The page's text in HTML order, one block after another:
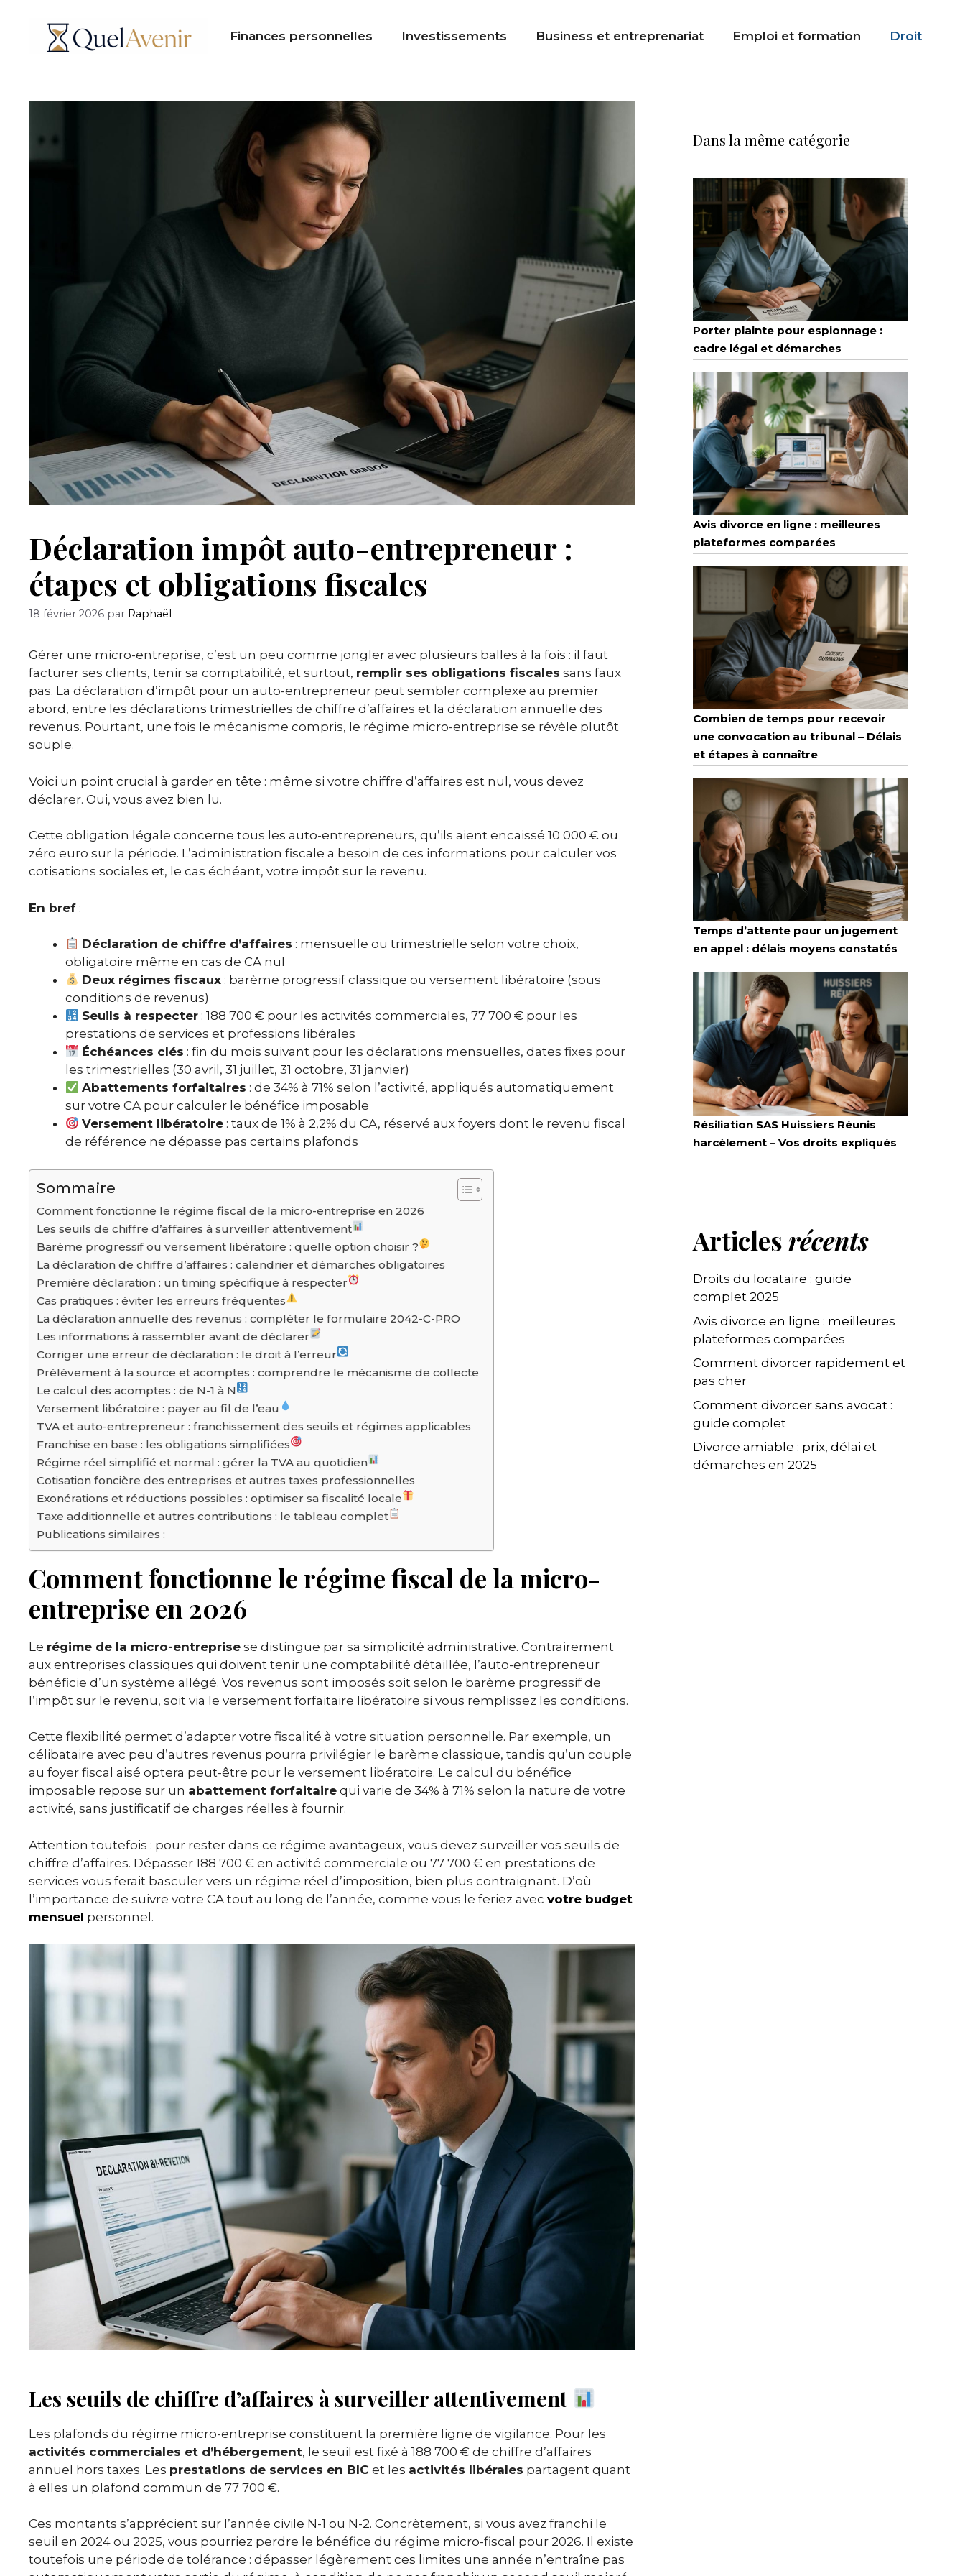
contenu
Finances personnelles Investissements Business et entreprenariat Emploi et formation Droit
Déclaration impôt auto-entrepreneur :
étapes et obligations fiscales
18 février 2026 par Raphaël
Gérer une micro-entreprise, c’est un peu comme jongler avec plusieurs balles à la fois : il faut
facturer ses clients, tenir sa comptabilité, et surtout, remplir ses obligations fiscales sans faux
pas. La déclaration d’impôt pour un auto-entrepreneur peut sembler complexe au premier
abord, entre les déclarations trimestrielles de chiffre d’affaires et la déclaration annuelle des
revenus. Pourtant, une fois le mécanisme compris, le régime micro-entreprise se révèle plutôt
souple.
Voici un point crucial à garder en tête : même si votre chiffre d’affaires est nul, vous devez
déclarer. Oui, vous avez bien lu.
Cette obligation légale concerne tous les auto-entrepreneurs, qu’ils aient encaissé 10 000 € ou
zéro euro sur la période. L’administration fiscale a besoin de ces informations pour calculer vos
cotisations sociales et, le cas échéant, votre impôt sur le revenu.
En bref :
Déclaration de chiffre d’affaires : mensuelle ou trimestrielle selon votre choix,
obligatoire même en cas de CA nul
Deux régimes fiscaux : barème progressif classique ou versement libératoire (sous
conditions de revenus)
Seuils à respecter : 188 700 € pour les activités commerciales, 77 700 € pour les
prestations de services et professions libérales
Échéances clés : fin du mois suivant pour les déclarations mensuelles, dates fixes pour
les trimestrielles (30 avril, 31 juillet, 31 octobre, 31 janvier)
Abattements forfaitaires : de 34% à 71% selon l’activité, appliqués automatiquement
sur votre CA pour calculer le bénéfice imposable
Versement libératoire : taux de 1% à 2,2% du CA, réservé aux foyers dont le revenu fiscal
de référence ne dépasse pas certains plafonds
Sommaire
Comment fonctionne le régime fiscal de la micro-entreprise en 2026
Les seuils de chiffre d’affaires à surveiller attentivement
Barème progressif ou versement libératoire : quelle option choisir ?
La déclaration de chiffre d’affaires : calendrier et démarches obligatoires
Première déclaration : un timing spécifique à respecter
Cas pratiques : éviter les erreurs fréquentes
La déclaration annuelle des revenus : compléter le formulaire 2042-C-PRO
Les informations à rassembler avant de déclarer
Corriger une erreur de déclaration : le droit à l’erreur
Prélèvement à la source et acomptes : comprendre le mécanisme de collecte
Le calcul des acomptes : de N-1 à N
Versement libératoire : payer au fil de l’eau
TVA et auto-entrepreneur : franchissement des seuils et régimes applicables
Franchise en base : les obligations simplifiées
Régime réel simplifié et normal : gérer la TVA au quotidien
Cotisation foncière des entreprises et autres taxes professionnelles
Exonérations et réductions possibles : optimiser sa fiscalité locale
Taxe additionnelle et autres contributions : le tableau complet
Publications similaires :
Comment fonctionne le régime fiscal de la micro-
entreprise en 2026
Le régime de la micro-entreprise se distingue par sa simplicité administrative. Contrairement
aux entreprises classiques qui doivent tenir une comptabilité détaillée, l’auto-entrepreneur
bénéficie d’un système allégé. Vos revenus sont imposés soit selon le barème progressif de
l’impôt sur le revenu, soit via le versement forfaitaire libératoire si vous remplissez les conditions.
Cette flexibilité permet d’adapter votre fiscalité à votre situation personnelle. Par exemple, un
célibataire avec peu d’autres revenus pourra privilégier le barème classique, tandis qu’un couple
au foyer fiscal aisé optera peut-être pour le versement libératoire. Le calcul du bénéfice
imposable repose sur un abattement forfaitaire qui varie de 34% à 71% selon la nature de votre
activité, sans justificatif de charges réelles à fournir.
Attention toutefois : pour rester dans ce régime avantageux, vous devez surveiller vos seuils de
chiffre d’affaires. Dépasser 188 700 € en activité commerciale ou 77 700 € en prestations de
services vous ferait basculer vers un régime réel d’imposition, bien plus contraignant. D’où
l’importance de suivre votre CA tout au long de l’année, comme vous le feriez avec votre budget
mensuel personnel.
Les seuils de chiffre d’affaires à surveiller attentivement
Les plafonds du régime micro-entreprise constituent la première ligne de vigilance. Pour les
activités commerciales et d’hébergement, le seuil est fixé à 188 700 € de chiffre d’affaires
annuel hors taxes. Les prestations de services en BIC et les activités libérales partagent quant
à elles un plafond commun de 77 700 €.
Ces montants s’apprécient sur l’année civile N-1 ou N-2. Concrètement, si vous avez franchi le
seuil en 2024 ou 2025, vous pourriez perdre le bénéfice du régime micro-fiscal pour 2026. Il existe
toutefois une période de tolérance : dépasser légèrement ces limites une année n’entraîne pas
Dans la même catégorie
Porter plainte pour espionnage :
cadre légal et démarches
Avis divorce en ligne : meilleures
plateformes comparées
Combien de temps pour recevoir
une convocation au tribunal – Délais
et étapes à connaître
Temps d’attente pour un jugement
en appel : délais moyens constatés
Résiliation SAS Huissiers Réunis
harcèlement – Vos droits expliqués
Articles récents
Droits du locataire : guide
complet 2025
Avis divorce en ligne : meilleures
plateformes comparées
Comment divorcer rapidement et
pas cher
Comment divorcer sans avocat :
guide complet
Divorce amiable : prix, délai et
démarches en 2025